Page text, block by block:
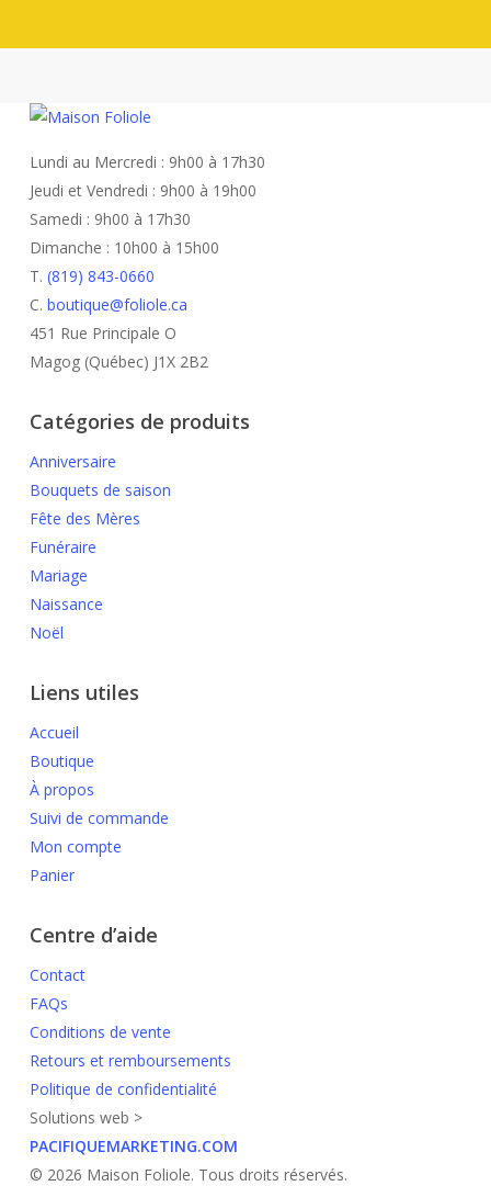
Lundi au Mercredi : 9h00 à 17h30
Jeudi et Vendredi : 9h00 à 19h00
Samedi : 9h00 à 17h30
Dimanche : 10h00 à 15h00
T. (819) 843-0660
C. boutique@foliole.ca
451 Rue Principale O
Magog (Québec) J1X 2B2
Catégories de produits
Anniversaire
Bouquets de saison
Fête des Mères
Funéraire
Mariage
Naissance
Noël
Liens utiles
Accueil
Boutique
À propos
Suivi de commande
Mon compte
Panier
Centre d’aide
Contact
FAQs
Conditions de vente
Retours et remboursements
Politique de confidentialité
Solutions web >
PACIFIQUEMARKETING.COM
© 2026 Maison Foliole. Tous droits réservés.